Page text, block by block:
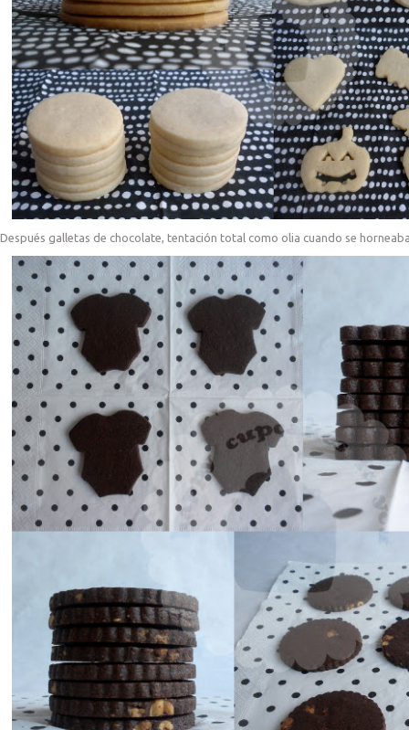
Después galletas de chocolate, tentación total como olia cuando se